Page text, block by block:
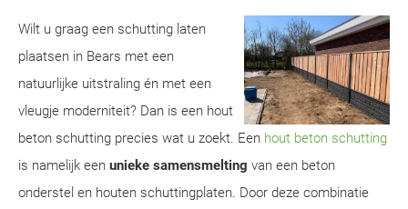
Wilt u graag een schutting laten
plaatsen in Bears met een
natuurlijke uitstraling én met een
vleugje moderniteit? Dan is een hout
beton schutting precies wat u zoekt. Een hout beton schutting
is namelijk een unieke samensmelting van een beton
onderstel en houten schuttingplaten. Door deze combinatie